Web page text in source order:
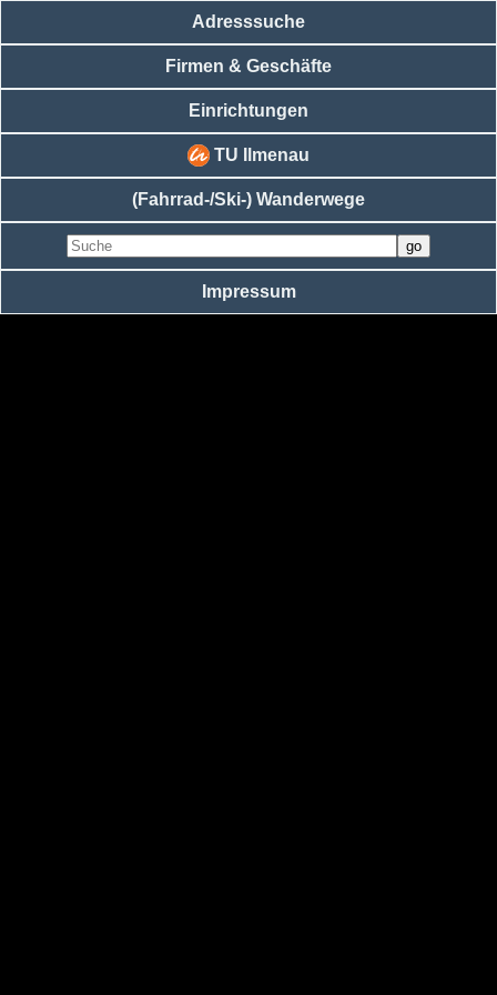
Adresssuche
Firmen & Geschäfte
Einrichtungen
TU Ilmenau
(Fahrrad-/Ski-) Wanderwege
Impressum